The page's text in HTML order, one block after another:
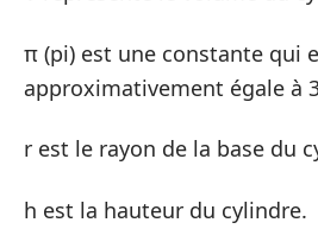
π (pi) est une constante qui
approximativement égale à
r est le rayon de la base du
h est la hauteur du cylindre.